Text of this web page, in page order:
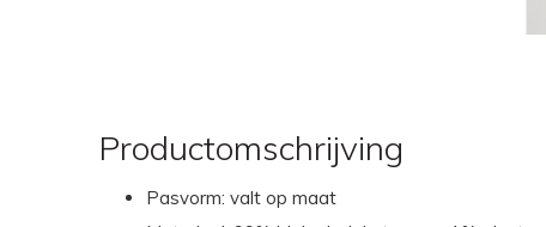
Productomschrijving
Pasvorm: valt op maat